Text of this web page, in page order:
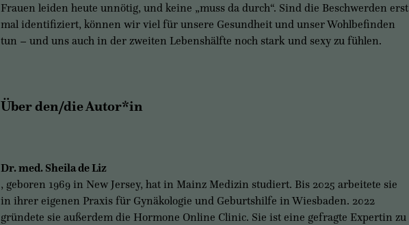
Frauen leiden heute unnötig, und keine „muss da durch“. Sind die Beschwerden erst
mal identifiziert, können wir viel für unsere Gesundheit und unser Wohlbefinden
tun – und uns auch in der zweiten Lebenshälfte noch stark und sexy zu fühlen.
Über den/die Autor*in
Dr. med. Sheila de Liz
, geboren 1969 in New Jersey, hat in Mainz Medizin studiert. Bis 2025 arbeitete sie
in ihrer eigenen Praxis für Gynäkologie und Geburtshilfe in Wiesbaden. 2022
gründete sie außerdem die Hormone Online Clinic. Sie ist eine gefragte Expertin zu